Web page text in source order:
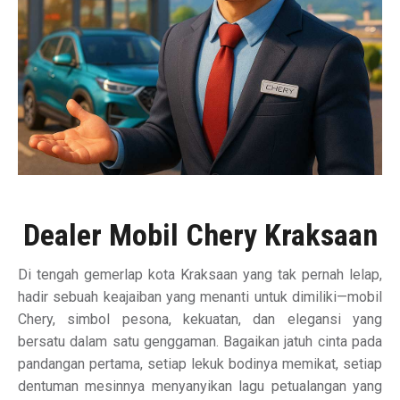
Dealer Mobil Chery Kraksaan
Di tengah gemerlap kota Kraksaan yang tak pernah lelap,
hadir sebuah keajaiban yang menanti untuk dimiliki—mobil
Chery, simbol pesona, kekuatan, dan elegansi yang
bersatu dalam satu genggaman. Bagaikan jatuh cinta pada
pandangan pertama, setiap lekuk bodinya memikat, setiap
dentuman mesinnya menyanyikan lagu petualangan yang